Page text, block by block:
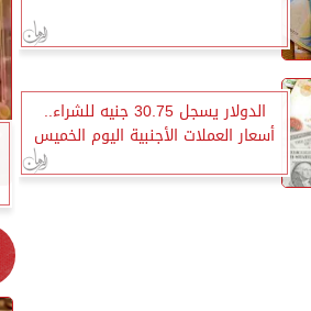
الدولار يسجل 30.75 جنيه للشراء..
أسعار العملات الأجنبية اليوم الخميس